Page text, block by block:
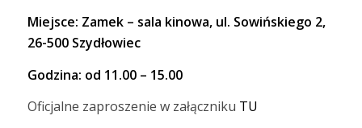
Miejsce: Zamek – sala kinowa, ul. Sowińskiego 2,
26-500 Szydłowiec
Godzina: od 11.00 – 15.00
Oficjalne zaproszenie w załączniku TU